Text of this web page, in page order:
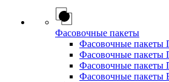
Фасовочные пакеты
Фасовочные
Фасовочные пакеты
Фасовочные пакеты
Фасовочные пакеты